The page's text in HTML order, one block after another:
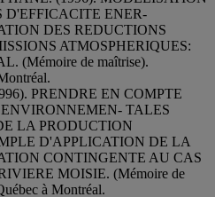
D'EFFICACITE ENER-
DES REDUCTIONS
ATMOSPHERIQUES:
(Mémoire de maîtrise).
PRENDRE EN COMPTE
TALES
LA PRODUCTION
D'APPLICATION DE LA
CONTINGENTE AU CAS
MOISIE. (Mémoire de
à Montréal.